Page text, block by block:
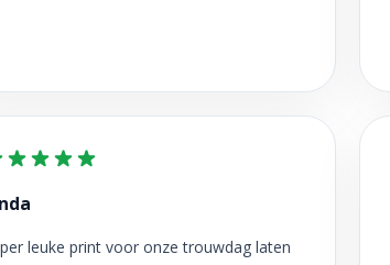
leuke print voor onze trouwdag laten